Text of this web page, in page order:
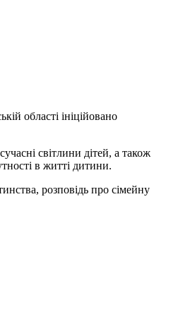
області ініційовано
світлини дітей, а також
в житті дитини.
розповідь про сімейну